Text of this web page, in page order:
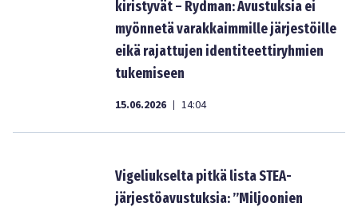
kiristyvät – Rydman: Avustuksia ei
myönnetä varakkaimmille järjestöille
eikä rajattujen identiteettiryhmien
tukemiseen
15.06.2026 | 14:04
Vigeliukselta pitkä lista STEA-
järjestöavustuksia: ”Miljoonien